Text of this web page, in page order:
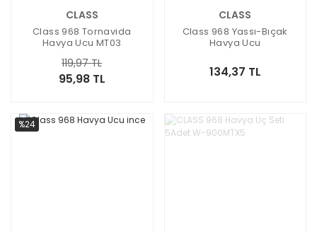
CLASS
Class 968 Tornavida
Havya Ucu MT03
95,98 TL
119,97 TL
CLASS
Class 968 Yassı-Bıçak
Havya Ucu
134,37 TL
%24